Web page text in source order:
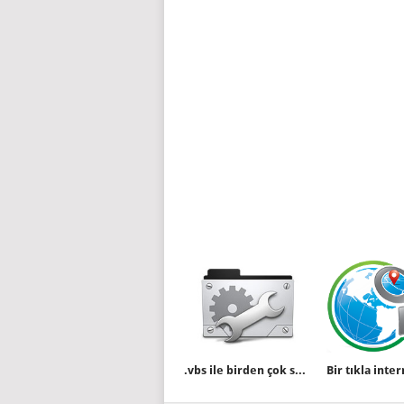
.vbs ile birden çok servisi durduralım – başlatalım